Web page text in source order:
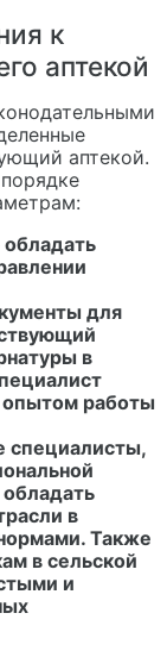
к
аптекой
аптекой.
для
в
работы
специалисты,
в
Также
в сельской
и